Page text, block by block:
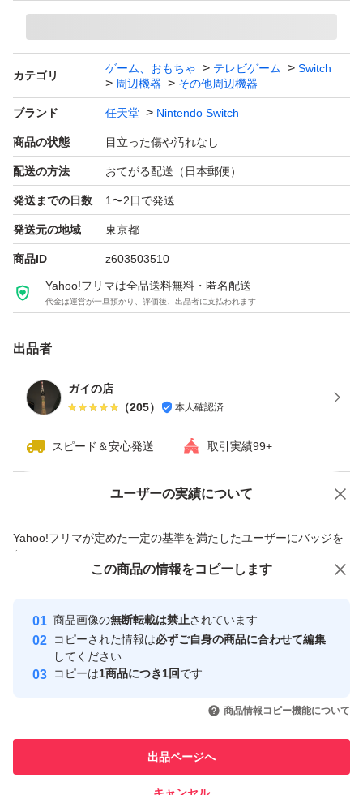
※すり替え防止の為、製造番号は控えています。
【その他】
・汚れはなるべく除去しておりますが、傷や汚れについて
は写真をご確認ください。
【返品・返金について】
商品に不備があった場合は、ガイドラインに基づき
返品確認後の全額返金にて対応いたします。
・一部返金（部分返金）
・返品不要での返金
・トラブル防止の為、商品発送後のキャンセルは対応しま
【補足】
・ペットなし／喫煙なし環境で使用
・アルコールにて除菌を行い、傷対策を施して発送しま
中古品であることをご理解の上、ご購入をお願いいたしま
カテゴリ
ゲーム、おもちゃ テレビゲーム
Switch
周辺機器
その他周辺機器
ブランド 任天堂 Nintendo Switch
商品の状態 目立った傷や汚れなし
配送の方法 おてがる配送（日本郵便）
発送までの日数 1〜2日で発送
発送元の地域 東京都
商品ID z603503510
Yahoo!フリマは全品送料無料・匿名配送
代金は運営が一旦預かり、評価後、出品者に支払われます
出品者
ガイの店
（205） 本人確認済
スピード＆安心発送 取引実績99+
ユーザーの実績について
Yahoo!フリマが定めた一定の基準を満たしたユーザーにバッジを
付与しています
安心取引出品者
心・安全なユーザーです
取引実績
引を完了させた実績があります
での取引実績があります
価格の相談 商品への質問
この商品の情報をコピーします
商品画像の無断転載は禁止されています
コピーされた情報は必ずご自身の商品に合わせて編集
してください
コピーは1商品につき1回です
商品情報コピー機能について
出品ページへ
この商品をみている人にオススメ